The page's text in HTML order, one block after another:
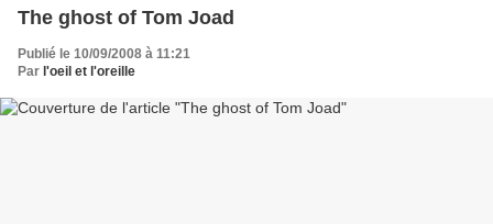
The ghost of Tom Joad
Publié le 10/09/2008 à 11:21
Par l'oeil et l'oreille